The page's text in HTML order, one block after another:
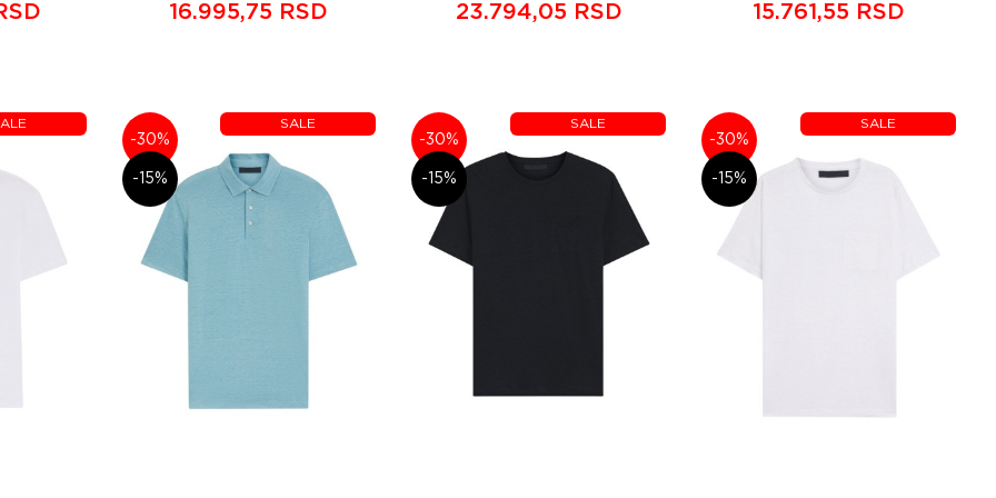
16.995,75 RSD 23.794,05 RSD 15.761,55 RSD
-30%
-15%
SALE
-30%
-15%
SALE
-30%
-15%
SALE